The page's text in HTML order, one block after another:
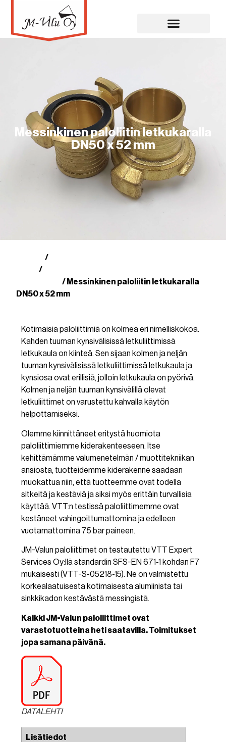
Messinkinen paloliitin letkukaralla
DN50 x 52 mm
/
/
/ Messinkinen paloliitin letkukaralla
DN50 x 52 mm
Kotimaisia paloliittimiä on kolmea eri nimelliskokoa.
Kahden tuuman kynsivälisissä letkuliittimissä
letkukaula on kiinteä. Sen sijaan kolmen ja neljän
tuuman kynsivälisissä letkuliittimissä letkukaula ja
kynsiosa ovat erillisiä, jolloin letkukaula on pyörivä.
Kolmen ja neljän tuuman kynsivälillä olevat
letkuliittimet on varustettu kahvalla käytön
helpottamiseksi.
Olemme kiinnittäneet eritystä huomiota
paloliittimiemme kiderakenteeseen. Itse
kehittämämme valumenetelmän / muottitekniikan
ansiosta, tuotteidemme kiderakenne saadaan
muokattua niin, että tuotteemme ovat todella
sitkeitä ja kestäviä ja siksi myös erittäin turvallisia
käyttää. VTT:n testissä paloliittimemme ovat
kestäneet vahingoittumattomina ja edelleen
vuotamattomina 75 bar paineen.
JM-Valun paloliittimet on testautettu VTT Expert
Services Oy:llä standardin SFS-EN 671-1 kohdan F7
mukaisesti (VTT-S-05218-15). Ne on valmistettu
korkealaatuisesta kotimaisesta alumiinista tai
sinkkikadon kestävästä messingistä.
Kaikki JM-Valun paloliittimet ovat
varastotuotteina heti saatavilla. Toimitukset
jopa samana päivänä.
DATALEHTI
Lisätiedot